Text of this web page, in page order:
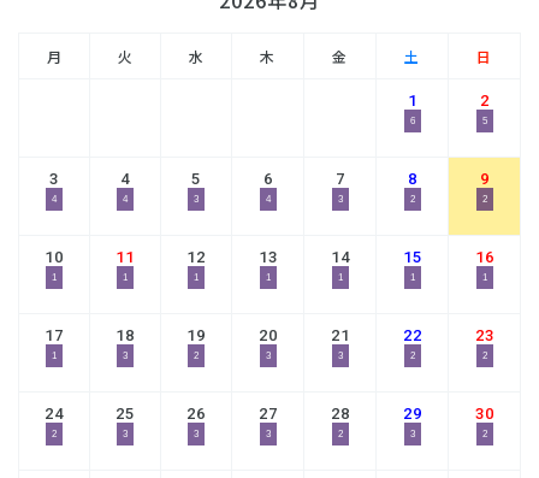
月 火 水 木 金 土 日
1
6
2
5
3
4
4
4
5
3
6
4
7
3
8
2
9
2
10
1
11
1
12
1
13
1
14
1
15
1
16
1
17
1
18
3
19
2
20
3
21
3
22
2
23
2
24
2
25
3
26
3
27
3
28
2
29
3
30
2